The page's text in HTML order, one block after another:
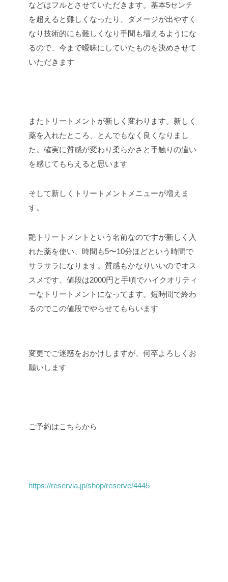
などはフルとさせていただきます。基本5センチ
を超えると難しくなったり、ダメージが出やすく
なり技術的にも難しくなり手間も増えるようにな
るので、今まで曖昧にしていたものを決めさせて
いただきます
またトリートメントが新しく変わります。新しく
薬を入れたところ、とんでもなく良くなりまし
た。確実に質感が変わり柔らかさと手触りの違い
を感じてもらえると思います
そして新しくトリートメントメニューが増えま
す。
艶トリートメントという名前なのですが新しく入
れた薬を使い、時間も5〜10分ほどという時間で
サラサラになります。質感もかなりいいのでオス
スメです、値段は2000円と手頃でハイクオリティ
ーなトリートメントになってます。短時間で終わ
るのでこの値段でやらせてもらいます
変更でご迷惑をおかけしますが、何卒よろしくお
願いします
ご予約はこちらから
https://reservia.jp/shop/reserve/4445